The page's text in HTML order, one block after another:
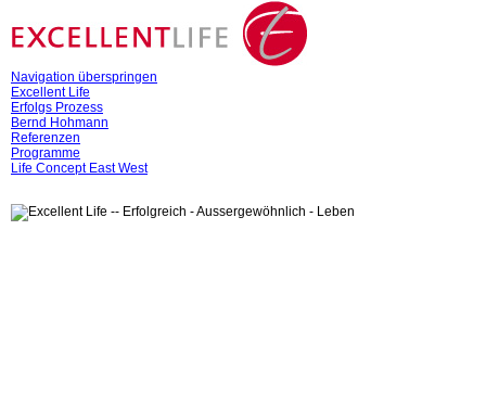
Navigation überspringen
Excellent Life
Erfolgs Prozess
Bernd Hohmann
Referenzen
Programme
Life Concept East West